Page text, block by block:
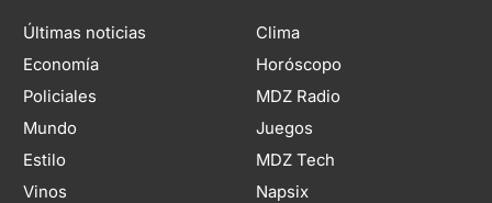
Últimas noticias
Economía
Policiales
Mundo
Estilo
Vinos
Clima
Horóscopo
MDZ Radio
Juegos
MDZ Tech
Napsix